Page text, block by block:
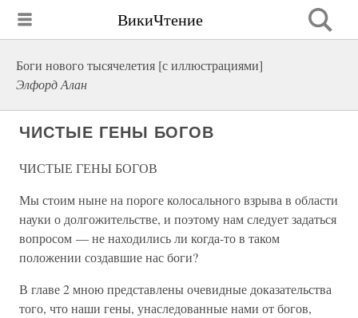
ВикиЧтение
Боги нового тысячелетия [с иллюстрациями]
Элфорд Алан
ЧИСТЫЕ ГЕНЫ БОГОВ
ЧИСТЫЕ ГЕНЫ БОГОВ
Мы стоим ныне на пороге колосального взрыва в области
науки о долгожительстве, и поэтому нам следует задаться
вопросом — не находились ли когда-то в таком
положении создавшие нас боги?
В главе 2 мною представлены очевидные доказательства
того, что наши гены, унаследованные нами от богов,